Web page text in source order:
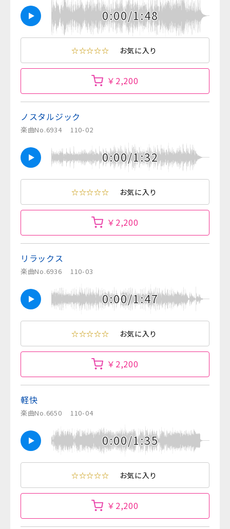
0:00/1:48
☆☆☆☆☆ お気に入り
￥2,200
ノスタルジック
楽曲No.6934 110-02
0:00/1:32
☆☆☆☆☆ お気に入り
￥2,200
リラックス
楽曲No.6936 110-03
0:00/1:47
☆☆☆☆☆ お気に入り
￥2,200
軽快
楽曲No.6650 110-04
0:00/1:35
☆☆☆☆☆ お気に入り
￥2,200